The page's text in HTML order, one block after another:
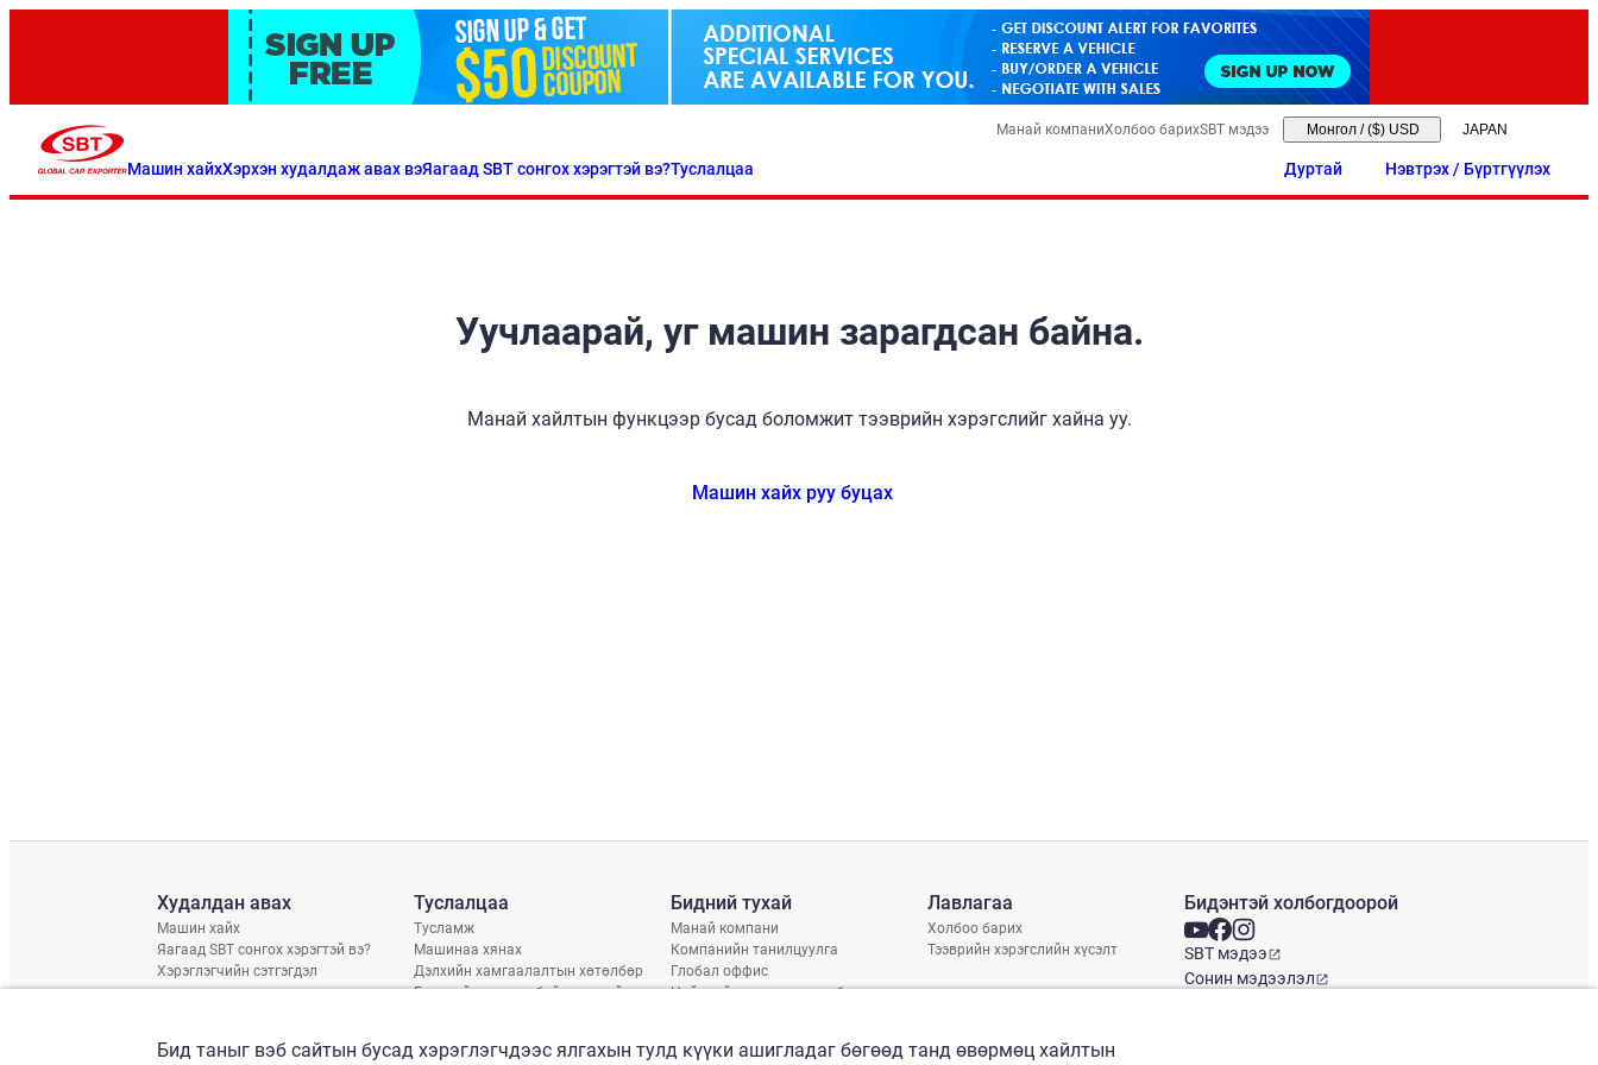
Машин хайхХэрхэн худалдаж авах вэЯагаад SBT сонгох хэрэгтэй вэ?Туслалцаа
Манай компаниХолбоо барихSBT мэдээ Монгол / ($) USD
Дуртай Нэвтрэх / Бүртгүүлэх
Уучлаарай, уг машин зарагдсан байна.
Манай хайлтын функцээр бусад боломжит тээврийн хэрэгслийг хайна уу.
Машин хайх руу буцах
Худалдан авах
Машин хайх
Яагаад SBT сонгох хэрэгтэй вэ?
Хэрэглэгчийн сэтгэгдэл
Туслалцаа
Тусламж
Машинаа хянах
Дэлхийн хамгаалалтын хөтөлбөр
Гэмтлийн нөхцөл байдлын тайлан
Бидний тухай
Манай компани
Компанийн танилцуулга
Глобал оффис
Нийгмийн хариуцлагын бодлого
Лавлагаа
Холбоо барих
Тээврийн хэрэгслийн хүсэлт
Бидэнтэй холбогдоорой
SBT мэдээ
Сонин мэдээлэл
Бид таныг вэб сайтын бусад хэрэглэгчдээс ялгахын тулд күүки ашигладаг бөгөөд танд өвөрмөц хайлтын